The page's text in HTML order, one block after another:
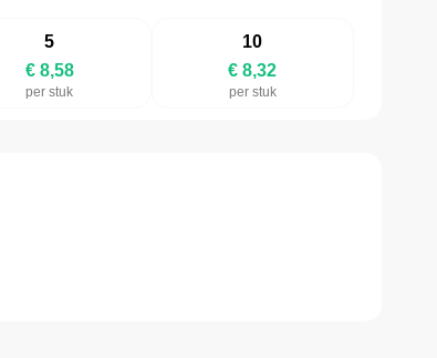
5
€ 8,58
per stuk
10
€ 8,32
per stuk